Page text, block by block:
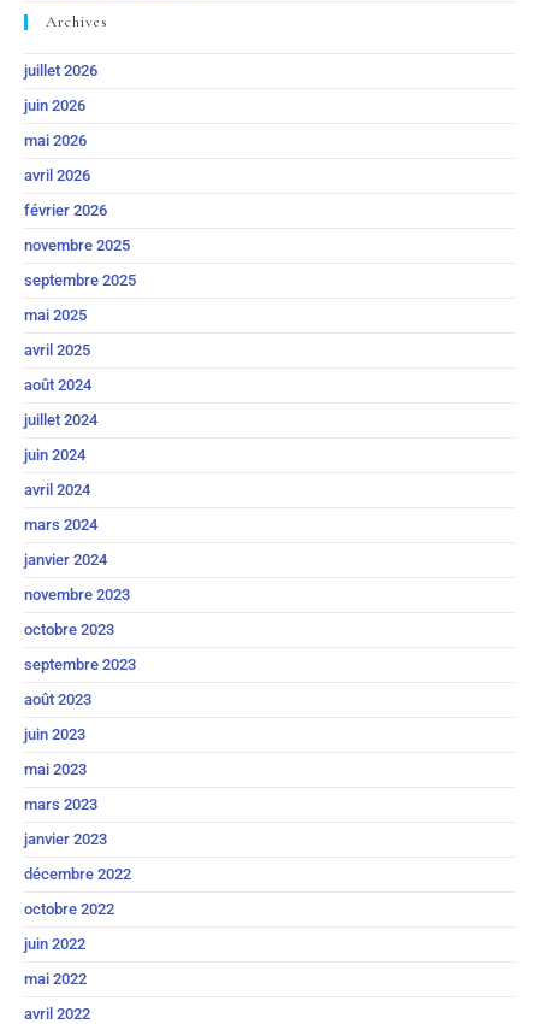
Archives
juillet 2026
juin 2026
mai 2026
avril 2026
février 2026
novembre 2025
septembre 2025
mai 2025
avril 2025
août 2024
juillet 2024
juin 2024
avril 2024
mars 2024
janvier 2024
novembre 2023
octobre 2023
septembre 2023
août 2023
juin 2023
mai 2023
mars 2023
janvier 2023
décembre 2022
octobre 2022
juin 2022
mai 2022
avril 2022